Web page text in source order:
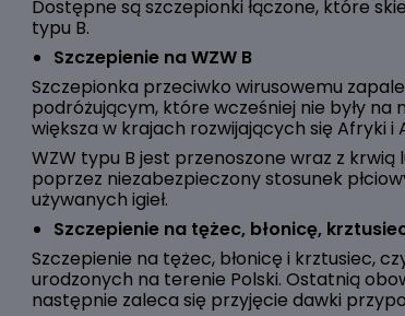
Dostępne są szczepionki łączone, które
typu B.
Szczepienie na WZW B
Szczepionka przeciwko wirusowemu
podróżującym, które wcześniej nie były
większa w krajach rozwijających się Afryki i
WZW typu B jest przenoszone wraz z
poprzez niezabezpieczony stosunek
używanych igieł.
Szczepienie na tężec, błonicę,
Szczepienie na tężec, błonicę i krztusiec,
urodzonych na terenie Polski. Ostatnią
następnie zaleca się przyjęcie dawki